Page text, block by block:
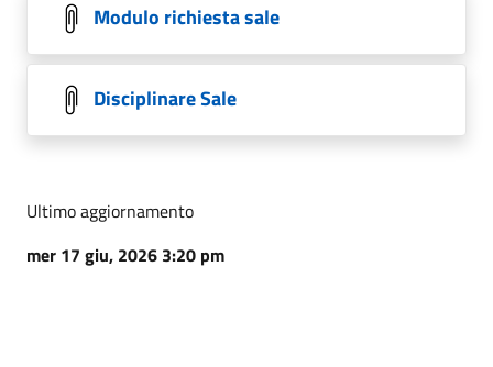
Modulo richiesta sale
Disciplinare Sale
Ultimo aggiornamento
mer 17 giu, 2026 3:20 pm